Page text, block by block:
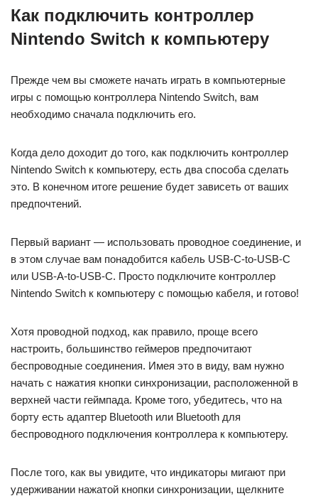
Как подключить контроллер
Nintendo Switch к компьютеру
Прежде чем вы сможете начать играть в компьютерные
игры с помощью контроллера Nintendo Switch, вам
необходимо сначала подключить его.
Когда дело доходит до того, как подключить контроллер
Nintendo Switch к компьютеру, есть два способа сделать
это. В конечном итоге решение будет зависеть от ваших
предпочтений.
Первый вариант — использовать проводное соединение, и
в этом случае вам понадобится кабель USB-C-to-USB-C
или USB-A-to-USB-C. Просто подключите контроллер
Nintendo Switch к компьютеру с помощью кабеля, и готово!
Хотя проводной подход, как правило, проще всего
настроить, большинство геймеров предпочитают
беспроводные соединения. Имея это в виду, вам нужно
начать с нажатия кнопки синхронизации, расположенной в
верхней части геймпада. Кроме того, убедитесь, что на
борту есть адаптер Bluetooth или Bluetooth для
беспроводного подключения контроллера к компьютеру.
После того, как вы увидите, что индикаторы мигают при
удерживании нажатой кнопки синхронизации, щелкните